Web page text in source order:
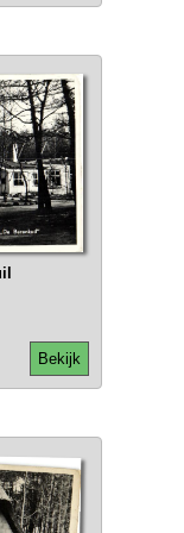
Bekijk